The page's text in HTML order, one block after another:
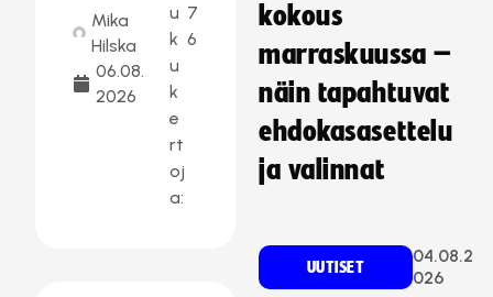
Mika
Hilska
06.08.
2026
u
k
u
k
e
rt
oj
a:
7
6
kokous
marraskuussa –
näin tapahtuvat
ehdokasasettelu
ja valinnat
UUTISET
04.08.2
026